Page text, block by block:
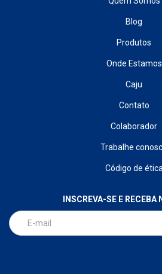
Blog
Produtos
Onde Estamos
Caju
Contato
Colaborador
Trabalhe
Código de ética
INSCREVA-SE E RECEBA